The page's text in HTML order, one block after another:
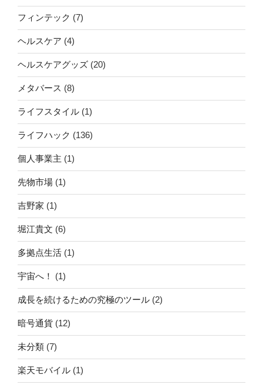
フィンテック (7)
ヘルスケア (4)
ヘルスケアグッズ (20)
メタバース (8)
ライフスタイル (1)
ライフハック (136)
個人事業主 (1)
先物市場 (1)
吉野家 (1)
堀江貴文 (6)
多拠点生活 (1)
宇宙へ！ (1)
成長を続けるための究極のツール (2)
暗号通貨 (12)
未分類 (7)
楽天モバイル (1)